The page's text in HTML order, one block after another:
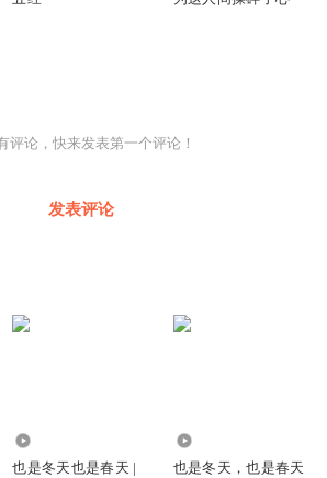
评论，快来发表第一个评论！
发表评论
也是冬天也是春天 |
也是冬天，也是春天